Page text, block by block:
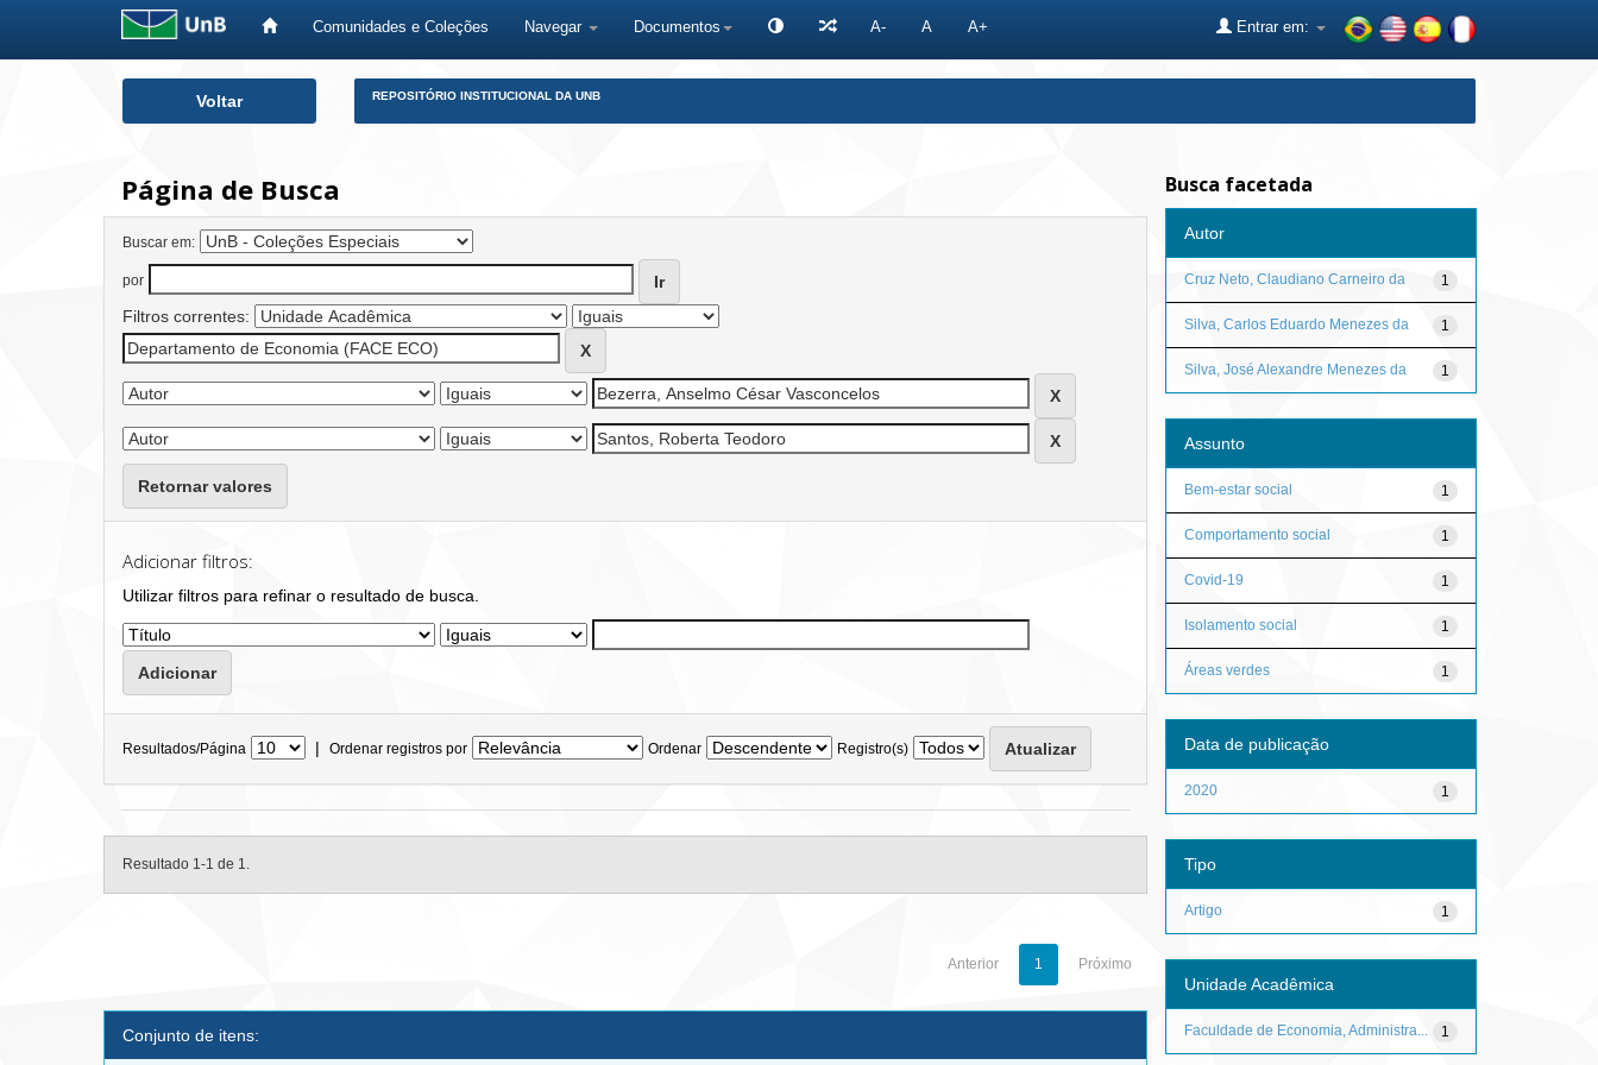
Comunidades e Coleções Navegar Documentos A- A A+ Entrar em:
Voltar REPOSITÓRIO INSTITUCIONAL DA UNB
Página de Busca
Buscar em:
por
Filtros correntes:
Retornar valores
Adicionar filtros:
Utilizar filtros para refinar o resultado de busca.
Resultados/Página | Ordenar registros por Ordenar Registro(s)
Resultado 1-1 de 1.
Anterior 1 Próximo
Conjunto de itens:
Busca facetada
Autor
1
Cruz Neto, Claudiano Carneiro da
1
Silva, Carlos Eduardo Menezes da
1
Silva, José Alexandre Menezes da
Assunto
1
Bem-estar social
1
Comportamento social
1
Covid-19
1
Isolamento social
1
Áreas verdes
Data de publicação
1
2020
Tipo
1
Artigo
Unidade Acadêmica
1
Faculdade de Economia, Administra...